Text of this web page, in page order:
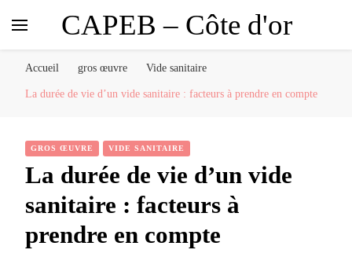
CAPEB – Côte d'or
Accueil gros œuvre Vide sanitaire
La durée de vie d’un vide sanitaire : facteurs à prendre en compte
GROS ŒUVRE VIDE SANITAIRE
La durée de vie d’un vide
sanitaire : facteurs à
prendre en compte